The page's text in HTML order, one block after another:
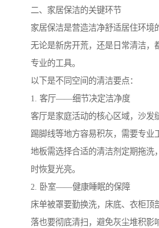
二、家居保洁的关键环节
家居保洁是营造洁净舒适居住环境
无论是新房开荒，还是日常清洁，
专业的工具。
以下是不同空间的清洁要点：
1. 客厅——细节决定洁净度
客厅是家庭活动的核心区域，沙发
踢脚线等地方容易积灰，需要专业
地板需选择合适的清洁剂定期拖洗
时恢复光亮。
2. 卧室——健康睡眠的保障
床单被罩要勤换洗，床底、衣柜顶
落也要彻底清扫，避免灰尘堆积影